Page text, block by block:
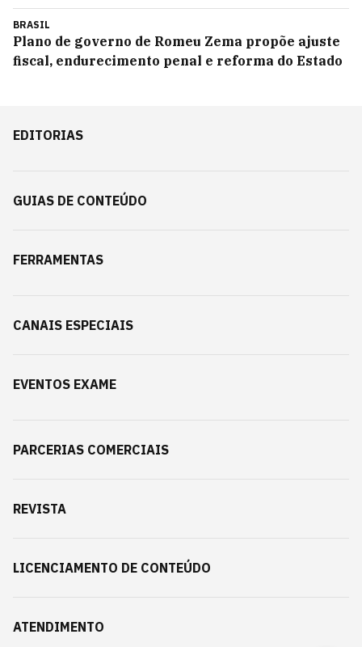
BRASIL
Plano de governo de Romeu Zema propõe ajuste
fiscal, endurecimento penal e reforma do Estado
EDITORIAS
GUIAS DE CONTEÚDO
FERRAMENTAS
CANAIS ESPECIAIS
EVENTOS EXAME
PARCERIAS COMERCIAIS
REVISTA
LICENCIAMENTO DE CONTEÚDO
ATENDIMENTO